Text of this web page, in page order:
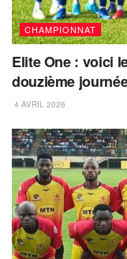
CHAMPIONNAT
Elite One : voici
douzième
4 AVRIL 2026